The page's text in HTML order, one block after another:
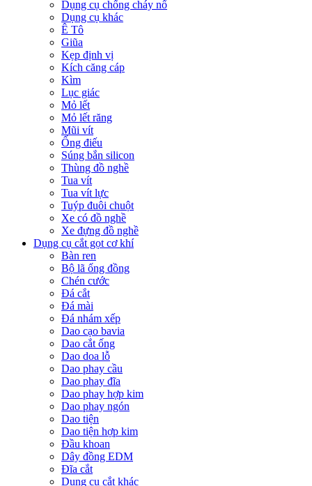
Dụng cụ chống cháy nổ
Dụng cụ khác
Ê Tô
Giũa
Kẹp định vị
Kích căng cáp
Kìm
Lục giác
Mỏ lết
Mỏ lết răng
Mũi vít
Ống điếu
Súng bắn silicon
Thùng đồ nghề
Tua vít
Tua vít lực
Tuýp đuôi chuột
Xe có đồ nghề
Xe đựng đồ nghề
Dụng cụ cắt gọt cơ khí
Bàn ren
Bộ lã ống đồng
Chén cước
Đá cắt
Đá mài
Đá nhám xếp
Dao cạo bavia
Dao cắt ống
Dao doa lỗ
Dao phay cầu
Dao phay đĩa
Dao phay hợp kim
Dao phay ngón
Dao tiện
Dao tiện hợp kim
Đầu khoan
Dây đồng EDM
Đĩa cắt
Dụng cụ cắt khác